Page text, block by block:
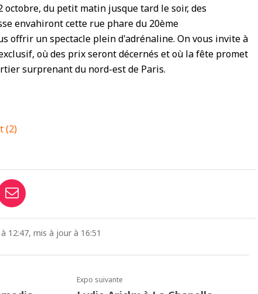
octobre, du petit matin jusque tard le soir, des
envahiront cette rue phare du 20ème
offrir un spectacle plein d'adrénaline. On vous invite à
où des prix seront décernés et où la fête promet
surprenant du nord-est de Paris.
(2)
12:47, mis à jour à 16:51
Expo suivante